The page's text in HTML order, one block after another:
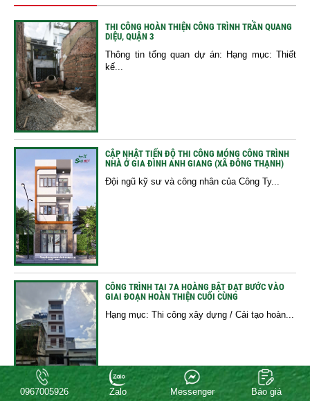
THI CÔNG HOÀN THIỆN CÔNG TRÌNH TRẦN QUANG
DIỆU, QUẬN 3
Thông tin tổng quan dự án: Hạng mục: Thiết
kế...
CẬP NHẬT TIẾN ĐỘ THI CÔNG MÓNG CÔNG TRÌNH
NHÀ Ở GIA ĐÌNH ANH GIANG (XÃ ĐÔNG THẠNH)
Đội ngũ kỹ sư và công nhân của Công Ty...
CÔNG TRÌNH TẠI 7A HOÀNG BẬT ĐẠT BƯỚC VÀO
GIAI ĐOẠN HOÀN THIỆN CUỐI CÙNG
Hạng mục: Thi công xây dựng / Cải tạo hoàn...
0967005926 Zalo Messenger Báo giá